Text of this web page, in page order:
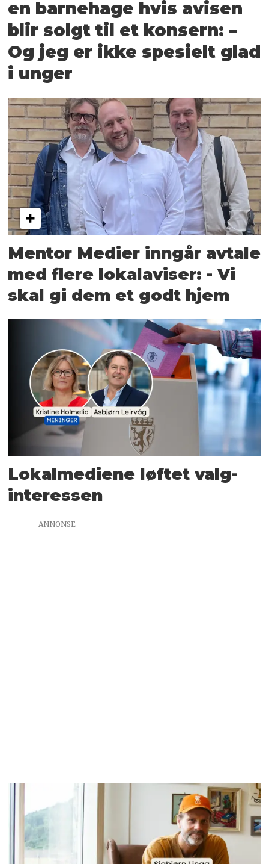
en barnehage hvis avisen
blir solgt til et konsern: –
Og jeg er ikke spesielt glad
i unger
Mentor Medier inngår avtale
med flere lokalaviser: - Vi
skal gi dem et godt hjem
Lokalmediene løftet valg­
interessen
ANNONSE